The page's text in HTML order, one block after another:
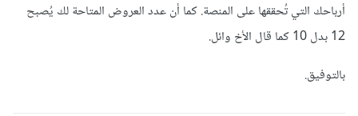
أرباحك التي تُحققها على المنصة. كما أن عدد العروض المتاحة لك يُصبح
12 بدل 10 كما قال الأخ وائل.
بالتوفيق.